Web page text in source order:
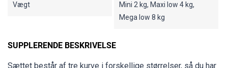
Vægt
Mini 2 kg, Maxi low 4 kg,
Mega low 8 kg
SUPPLERENDE BESKRIVELSE
Sættet består af tre kurve i forskellige størrelser, så du har